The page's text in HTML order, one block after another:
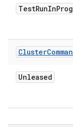
TestRunIn
Cluster
Unleased